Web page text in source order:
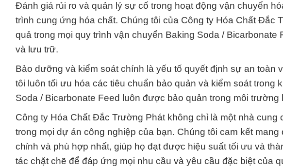
Đánh giá rủi ro và quản lý sự cố trong hoạt động vận chuyển
trình cung ứng hóa chất. Chúng tôi của Công ty Hóa Chất Đắc
quả trong mọi quy trình vận chuyển Baking Soda /
và lưu trữ.
Bảo dưỡng và kiểm soát chính là yếu tố quyết định sự an toàn
tôi luôn tối ưu hóa các tiêu chuẩn bảo quản và kiểm soát trong
Soda / Bicarbonate Feed luôn được bảo quản trong môi
Công ty Hóa Chất Đắc Trường Phát không chỉ là một nhà cung
trong mọi dự án công nghiệp của bạn. Chúng tôi cam kết
chỉnh và phù hợp nhất, giúp họ đạt được hiệu suất tối ưu và
tác chặt chẽ để đáp ứng mọi nhu cầu và yêu cầu đặc biệt của